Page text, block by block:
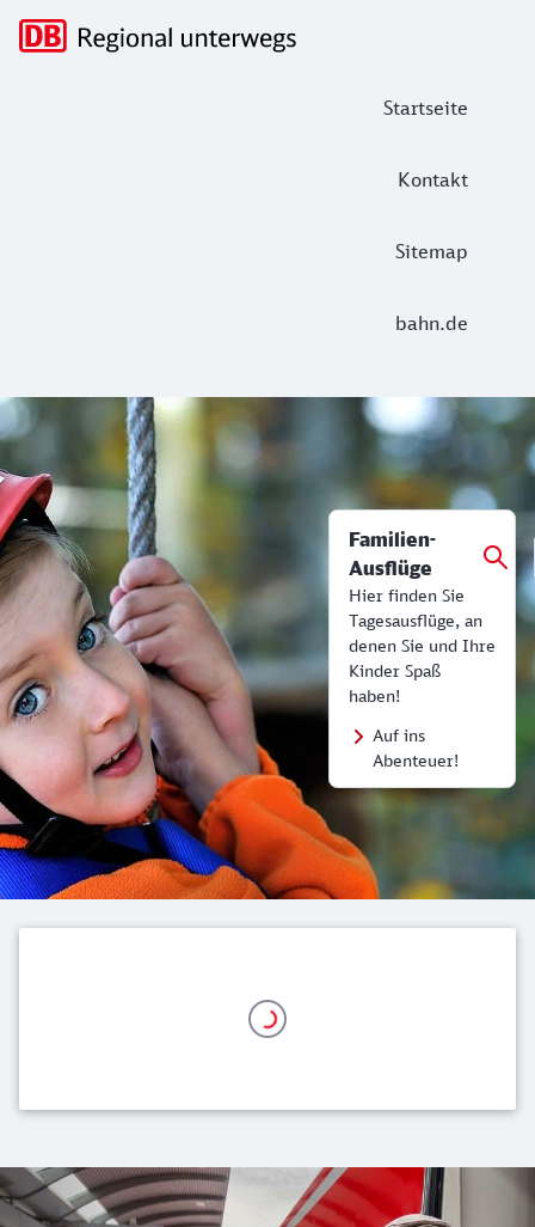
Startseite
Kontakt
Sitemap
bahn.de
Hauptnavigation
regional.bahn.de: Das Regioportal
Unsere Ausflugstipps
Familien-
Ausflüge
Hier finden Sie
Tagesausflüge, an
denen Sie und Ihre
Kinder Spaß
haben!
Auf ins
Abenteuer!